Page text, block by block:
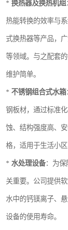
* 换热器及换热机组
热能转换的效率与
式换热器等产品，
等领域。与之配套
维护简单。
* 不锈钢组合式水箱
钢板材，通过标准
蚀、结构强度高、
格，适用于生活小
* 水处理设备：为保
关重要。公司提供
水中的钙镁离子、
设备的使用寿命。